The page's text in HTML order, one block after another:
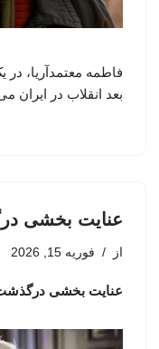
فاطمه معتمدآریا،
بعد انقلاب در ایران
عنایت‌ بخشی
از فوریه 15, 2026
عنایت‌ بخشی